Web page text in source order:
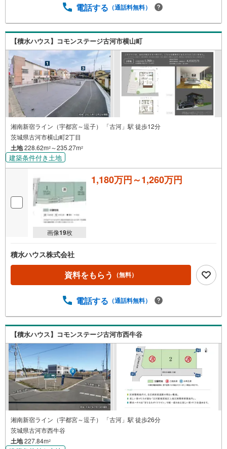
電話する （通話料無料）
【積水ハウス】コモンステージ古河市横山町
湘南新宿ライン（宇都宮～逗子） 「古河」駅 徒歩12分
茨城県古河市横山町2丁目
土地228.62m2 ～235.27m2
建築条件付き土地
画像19枚
1,180万円～1,260万円
積水ハウス株式会社
資料をもらう （無料）
電話する （通話料無料）
【積水ハウス】コモンステージ古河市西牛谷
湘南新宿ライン（宇都宮～逗子） 「古河」駅 徒歩26分
茨城県古河市西牛谷
土地227.84m2